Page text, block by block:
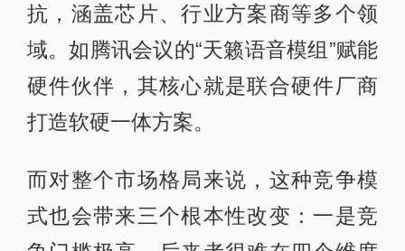
抗，涵盖芯片、行业方案商等多个领
域。如腾讯会议的“天籁语音模组”赋能
硬件伙伴，其核心就是联合硬件厂商
打造软硬一体方案。
而对整个市场格局来说，这种竞争模
式也会带来三个根本性改变：一是竞